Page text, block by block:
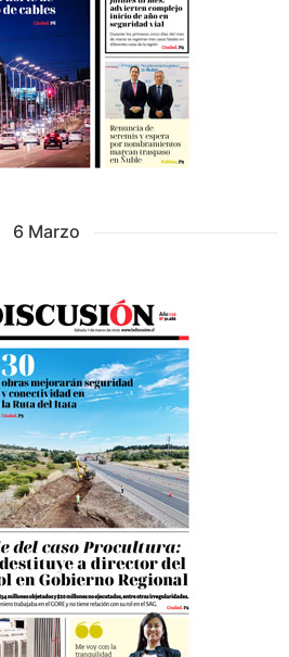
6 Marzo